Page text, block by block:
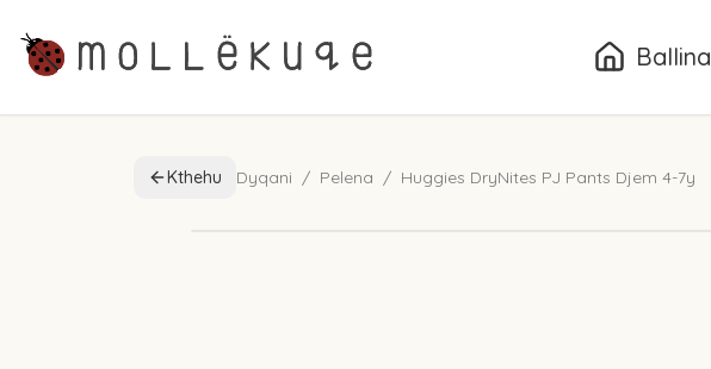
Ballina
Kthehu Dyqani / Pelena / Huggies DryNites PJ Pants Djem 4-7y